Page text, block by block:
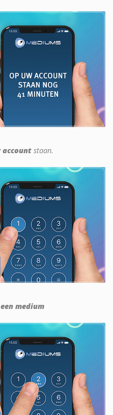
account staan.
medium